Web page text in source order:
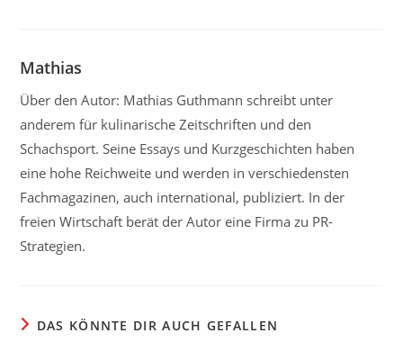
Mathias
Über den Autor: Mathias Guthmann schreibt unter
anderem für kulinarische Zeitschriften und den
Schachsport. Seine Essays und Kurzgeschichten haben
eine hohe Reichweite und werden in verschiedensten
Fachmagazinen, auch international, publiziert. In der
freien Wirtschaft berät der Autor eine Firma zu PR-
Strategien.
DAS KÖNNTE DIR AUCH GEFALLEN